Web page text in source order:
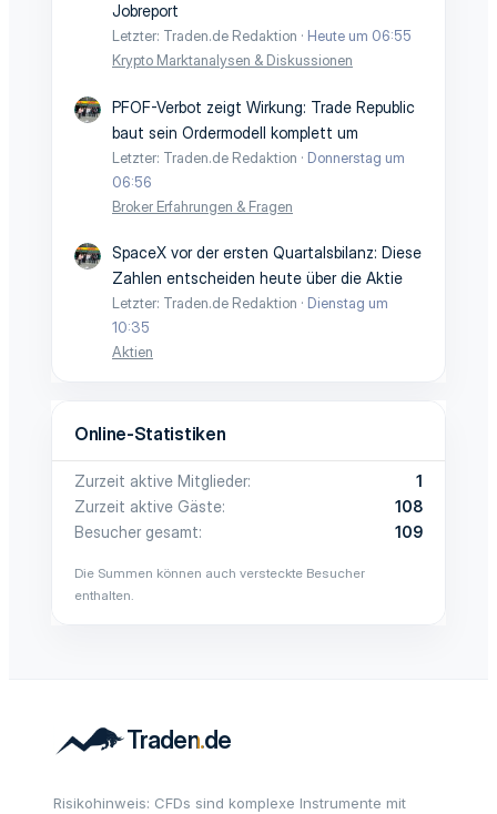
Jobreport
Letzter: Traden.de Redaktion
Heute um 06:55
Krypto Marktanalysen & Diskussionen
PFOF-Verbot zeigt Wirkung: Trade Republic
baut sein Ordermodell komplett um
Letzter: Traden.de Redaktion
Donnerstag um
06:56
Broker Erfahrungen & Fragen
SpaceX vor der ersten Quartalsbilanz: Diese
Zahlen entscheiden heute über die Aktie
Letzter: Traden.de Redaktion
Dienstag um
10:35
Aktien
Online-Statistiken
Zurzeit aktive Mitglieder
1
Zurzeit aktive Gäste
108
Besucher gesamt
109
Die Summen können auch versteckte Besucher
enthalten.
Risikohinweis: CFDs sind komplexe Instrumente mit